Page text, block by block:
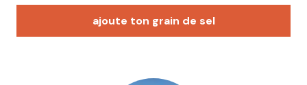
ajoute ton grain de sel